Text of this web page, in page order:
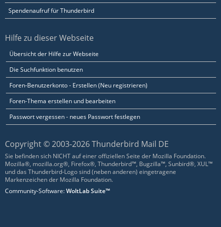
Spendenaufruf für Thunderbird
Hilfe zu dieser Webseite
Übersicht der Hilfe zur Webseite
Die Suchfunktion benutzen
Foren-Benutzerkonto - Erstellen (Neu registrieren)
Foren-Thema erstellen und bearbeiten
Passwort vergessen - neues Passwort festlegen
Copyright © 2003-2026 Thunderbird Mail DE
Sie befinden sich NICHT auf einer offiziellen Seite der Mozilla Foundation.
Mozilla®, mozilla.org®, Firefox®, Thunderbird™, Bugzilla™, Sunbird®, XUL™
und das Thunderbird-Logo sind (neben anderen) eingetragene
Markenzeichen der Mozilla Foundation.
Community-Software:WoltLab Suite™